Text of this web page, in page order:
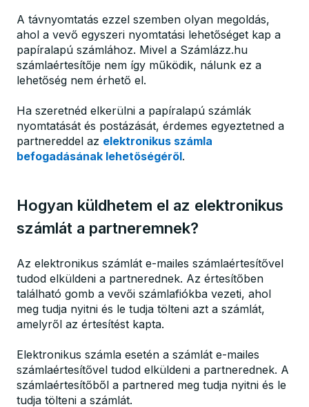
A távnyomtatás ezzel szemben olyan megoldás,
ahol a vevő egyszeri nyomtatási lehetőséget kap a
papíralapú számlához. Mivel a Számlázz.hu
számlaértesítője nem így működik, nálunk ez a
lehetőség nem érhető el.
Ha szeretnéd elkerülni a papíralapú számlák
nyomtatását és postázását, érdemes egyeztetned a
partnereddel az elektronikus számla
befogadásának lehetőségéről.
Hogyan küldhetem el az elektronikus
számlát a partneremnek?
Az elektronikus számlát e-mailes számlaértesítővel
tudod elküldeni a partnerednek. Az értesítőben
található gomb a vevői számlafiókba vezeti, ahol
meg tudja nyitni és le tudja tölteni azt a számlát,
amelyről az értesítést kapta.
Elektronikus számla esetén a számlát e-mailes
számlaértesítővel tudod elküldeni a partnerednek. A
számlaértesítőből a partnered meg tudja nyitni és le
tudja tölteni a számlát.